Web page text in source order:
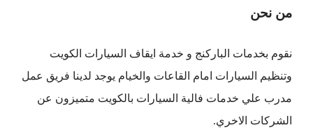
من نحن
نقوم بخدمات الباركنج و خدمة ايقاف السيارات الكويت
وتنظيم السيارات امام القاعات والخيام يوجد لدينا فريق عمل
مدرب علي خدمات فالية السيارات بالكويت متميزون عن
الشركات الاخري.